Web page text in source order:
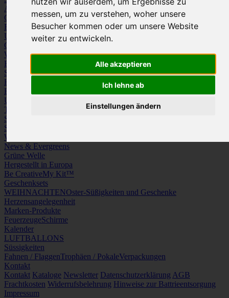
messen, um zu verstehen, woher unsere
Besucher kommen oder um unsere Website
weiter zu entwickeln.
Alle akzeptieren
Ich lehne ab
Einstellungen ändern
Arbeitskleidung
Krawatten und Tücher
Caps
Mützen und Schals
FrottierwareKissen & Tischwäsche
UnderwearStrümpfe / Socken
Gürtel
Werbeartikel
Büro
Schlüsselanhänger & ChiphalterLanyards, Armbänder & Pins
Haushalt
Tassen, Gläser, Kannen, Becher Werkzeuge & Messer
Freizeit, Reisen, Outdoor
Strand & Camping
Uhren
Taschen
Koffer & TrolleysRucksäcke
Schlüsseletuis & Brieftaschen
Spiele
Weitere Kategorien
News & Evergreens
Grüne Welle
Hergestellt in Europa
Be CreativeMy Kit™
Geschenksets
WEIHNACHTENOster-Süßigkeiten und Geschenke
Herzensangelegenheit
Marken-Produkte
FeuerzeugeSchirme
Kalender
LUFTBALLONS
Süssigkeiten
Fahnen / FlaggenTrophäen / PokaleVerpackungen
Kontakt
Kontakt Kataloge Newsletter Datenschutzerklärung AGB
Frachtkosten Widerrufsbelehrung Hinweise zur Battrieentsorgung
Impressum